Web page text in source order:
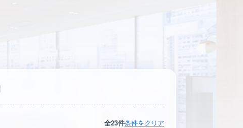
全23件条件をクリア